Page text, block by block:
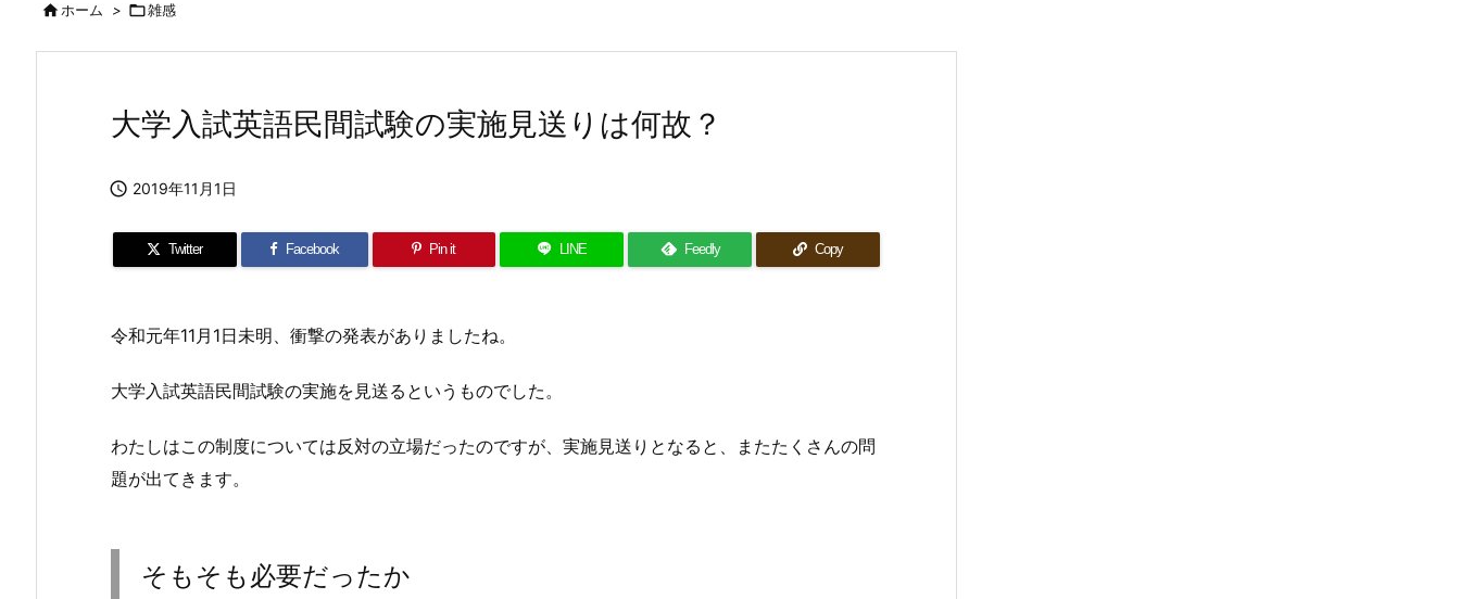
ホーム > 雑感
大学入試英語民間試験の実施見送りは何故？
 2019年11月1日
Twitter Facebook Pin it LINE Feedly Copy
令和元年11月1日未明、衝撃の発表がありましたね。
大学入試英語民間試験の実施を見送るというものでした。
わたしはこの制度については反対の立場だったのですが、実施見送りとなると、またたくさんの問
題が出てきます。
そもそも必要だったか